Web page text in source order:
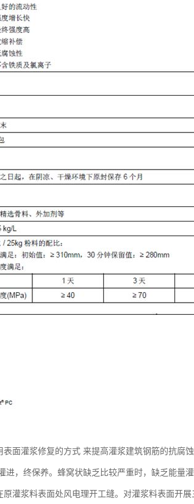
面灌浆修复的方式 来提高灌浆建筑钢筋的抗腐
，终保养。蜂窝状缺乏比较严重时，缺乏能量
灌浆料表面处风电理开工缝。对灌浆料表面开